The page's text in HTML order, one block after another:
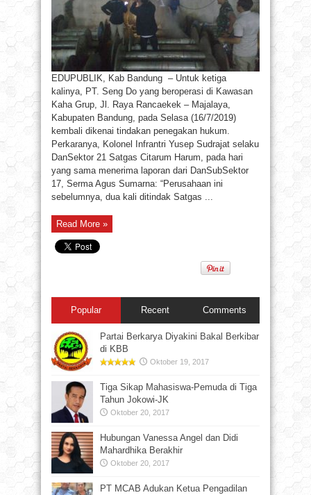
EDUPUBLIK, Kab Bandung – Untuk ketiga
kalinya, PT. Seng Do yang beroperasi di Kawasan
Kaha Grup, Jl. Raya Rancaekek – Majalaya,
Kabupaten Bandung, pada Selasa (16/7/2019)
kembali dikenai tindakan penegakan hukum.
Perkaranya, Kolonel Infrantri Yusep Sudrajat selaku
DanSektor 21 Satgas Citarum Harum, pada hari
yang sama menerima laporan dari DanSubSektor
17, Serma Agus Sumarna: “Perusahaan ini
sebelumnya, dua kali ditindak Satgas ...
Read More »
Popular Recent Comments
Partai Berkarya Diyakini Bakal Berkibar
di KBB
Oktober 19, 2017
Tiga Sikap Mahasiswa-Pemuda di Tiga
Tahun Jokowi-JK
Oktober 20, 2017
Hubungan Vanessa Angel dan Didi
Mahardhika Berakhir
Oktober 20, 2017
PT MCAB Adukan Ketua Pengadilan